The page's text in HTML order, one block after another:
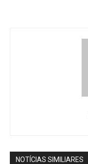
NOTÍCIAS SIMILIARES